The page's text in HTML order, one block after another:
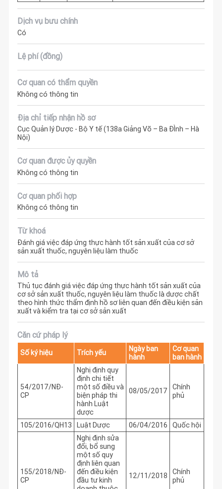
Dịch vụ bưu chính
Có
Lệ phí (đồng)
Cơ quan có thẩm quyền
Không có thông tin
Địa chỉ tiếp nhận hồ sơ
Cục Quản lý Dược - Bộ Y tế (138a Giảng Võ – Ba ĐÌnh – Hà
Nội)
Cơ quan được ủy quyền
Không có thông tin
Cơ quan phối hợp
Không có thông tin
Từ khoá
Đánh giá việc đáp ứng thực hành tốt sản xuất của cơ sở
sản xuất thuốc, nguyên liệu làm thuốc
Mô tả
Thủ tục đánh giá việc đáp ứng thực hành tốt sản xuất của
cơ sở sản xuất thuốc, nguyên liệu làm thuốc là dược chất
theo hình thức thẩm định hồ sơ liên quan đến điều kiện sản
xuất và kiểm tra tại cơ sở sản xuất
Căn cứ pháp lý
Số ký hiệu Trích yếu
Ngày ban
hành
Cơ quan
ban hành
54/2017/NĐ-
CP
Nghị định quy
định chi tiết
một số điều và
biện pháp thi
hành Luật
dược
08/05/2017
Chính
phủ
105/2016/QH13 Luật Dược 06/04/2016 Quốc hội
155/2018/NĐ-
CP
Nghị định sửa
đổi, bổ sung
một số quy
định liên quan
đến điều kiện
đầu tư kinh
12/11/2018
Chính
phủ